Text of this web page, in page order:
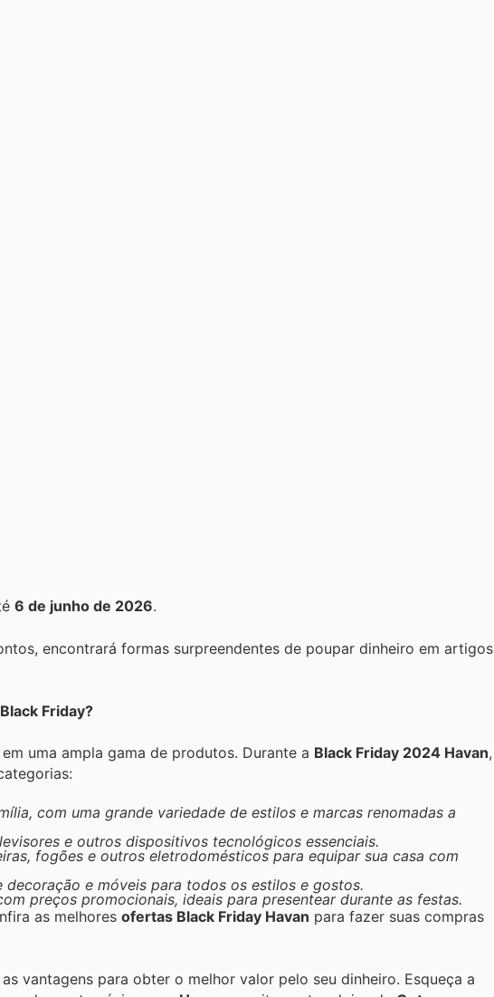
6 de junho de 2026.
encontrará formas surpreendentes de poupar dinheiro em artigos
Friday?
uma ampla gama de produtos. Durante a Black Friday 2024 Havan,
com uma grande variedade de estilos e marcas renomadas a
e outros dispositivos tecnológicos essenciais.
fogões e outros eletrodomésticos para equipar sua casa com
decoração e móveis para todos os estilos e gostos.
preços promocionais, ideais para presentear durante as festas.
as melhores ofertas Black Friday Havan para fazer suas compras
vantagens para obter o melhor valor pelo seu dinheiro. Esqueça a